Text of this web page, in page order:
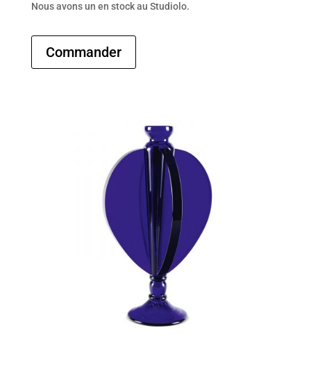
Nous avons un en stock au Studiolo.
Commander